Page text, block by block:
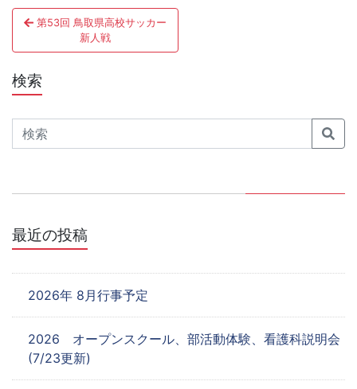
稿
ナ
ビ
ゲ
ー
シ
ン
第53回 鳥取県高校サッカー
新人戦
検索
Search
最近の投稿
2026年 8月行事予定
2026 オープンスクール、部活動体験、看護科説明会
(7/23更新)